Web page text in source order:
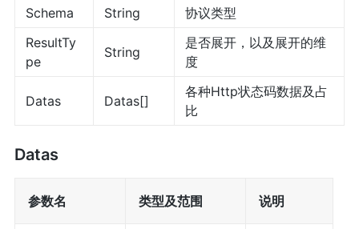
Schema
String
协议类型
ResultTy
pe
String
是否展开，以及展开的维
度
Datas Datas[]
各种Http状态码数据及占
比
Datas
参数名 类型及范围 说明